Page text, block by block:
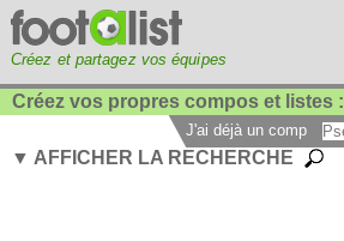
Créez et partagez vos équipes
Créez vos propres compos et listes :
J'ai déjà un compte :
▼ AFFICHER LA RECHERCHE